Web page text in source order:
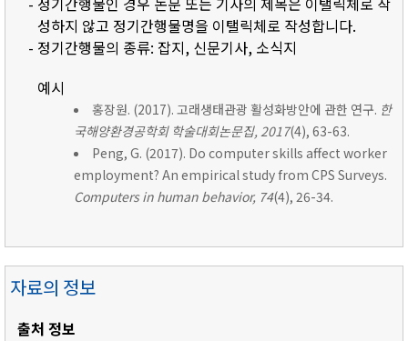
성하지 않고 정기간행물명을 이탤릭체로 작성합니다.
- 정기간행물의 종류: 잡지, 신문기사, 소식지
예시
홍장원. (2017). 고래생태관광 활성화방안에 관한 연구. 한
국해양환경공학회 학술대회논문집, 2017(4), 63-63.
Peng, G. (2017). Do computer skills affect worker
employment? An empirical study from CPS Surveys.
Computers in human behavior, 74(4), 26-34.
자료의 정보
출처 정보